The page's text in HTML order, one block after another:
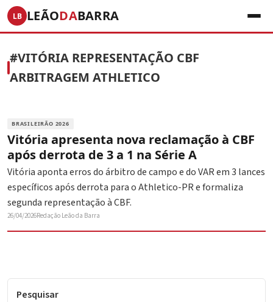
LB LEÃODABARRA
#VITÓRIA REPRESENTAÇÃO CBF
ARBITRAGEM ATHLETICO
BRASILEIRÃO 2026
Vitória apresenta nova reclamação à CBF
após derrota de 3 a 1 na Série A
Vitória aponta erros do árbitro de campo e do VAR em 3 lances
específicos após derrota para o Athletico-PR e formaliza
segunda representação à CBF.
26/04/2026Redação Leão da Barra
Pesquisar